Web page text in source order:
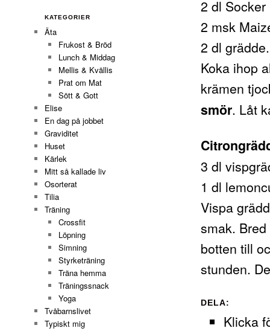
2 dl Socker
2 msk
2 dl grädde.
Koka ihop
krämen
smör. Låt
3 dl
1 dl
Vispa
smak.
botten till
stunden.
DELA:
Klicka
KATEGORIER
Äta
Frukost & Bröd
Lunch & Middag
Mellis & Kvällis
Prat om Mat
Sött & Gott
Elise
En dag på jobbet
Graviditet
Huset
Kärlek
Mitt så kallade liv
Osorterat
Tilia
Träning
Crossfit
Löpning
Simning
Styrketräning
Träna hemma
Träningssnack
Yoga
Tvåbarnslivet
Typiskt mig